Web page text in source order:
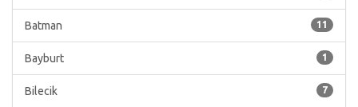
11
Batman
1
Bayburt
7
Bilecik